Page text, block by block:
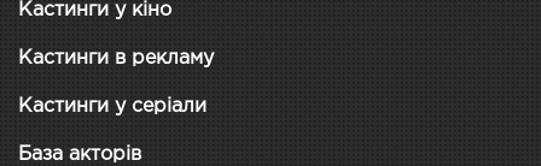
Кастинги у кіно
Кастинги в рекламу
Кастинги у серіали
База акторів